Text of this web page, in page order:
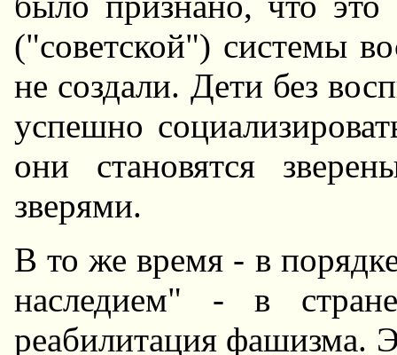
("советской") системы
не создали. Дети без
успешно
они становятся
зверями.
В то же время - в
наследием" - в
реабилитация фашизма.